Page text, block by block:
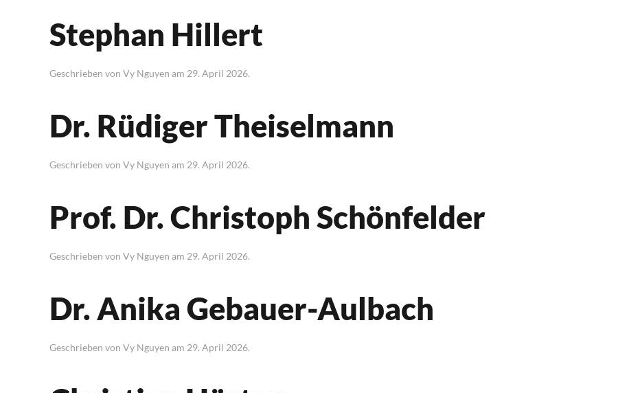
Stephan Hillert
Geschrieben von Vy Nguyen am 29. April 2026.
Dr. Rüdiger Theiselmann
Geschrieben von Vy Nguyen am 29. April 2026.
Prof. Dr. Christoph Schönfelder
Geschrieben von Vy Nguyen am 29. April 2026.
Dr. Anika Gebauer-Aulbach
Geschrieben von Vy Nguyen am 29. April 2026.